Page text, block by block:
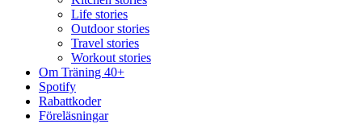
Life stories
Outdoor stories
Travel stories
Workout stories
Om Träning 40+
Spotify
Rabattkoder
Föreläsningar